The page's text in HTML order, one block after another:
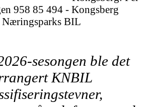
958 85 494 - Kongsberg
Næringsparks BIL
sesongen ble det
KNBIL